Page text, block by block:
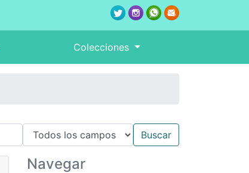
Colecciones
Navegar